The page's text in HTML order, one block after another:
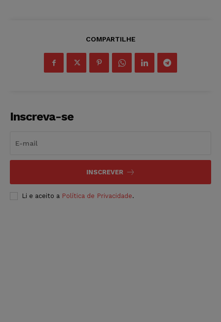
COMPARTILHE
Inscreva-se
INSCREVER
Li e aceito a Política de Privacidade.